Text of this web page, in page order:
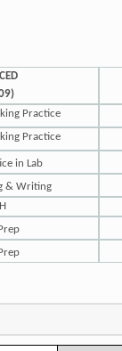
Practice
Practice
in Lab
& Writing
Prep
Prep